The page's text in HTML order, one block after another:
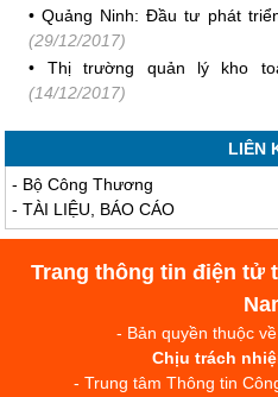
•Quảng Ninh: Đầu tư phát
(29/12/2017)
• Thị trường quản lý kho
(14/12/2017)
LIÊN
- Bộ Công Thương
-TÀI LIỆU, BÁO CÁO
Trang thông tin điện tử
- Bản quyền thuộc
Chịu trách
- Trung tâm Thông tin